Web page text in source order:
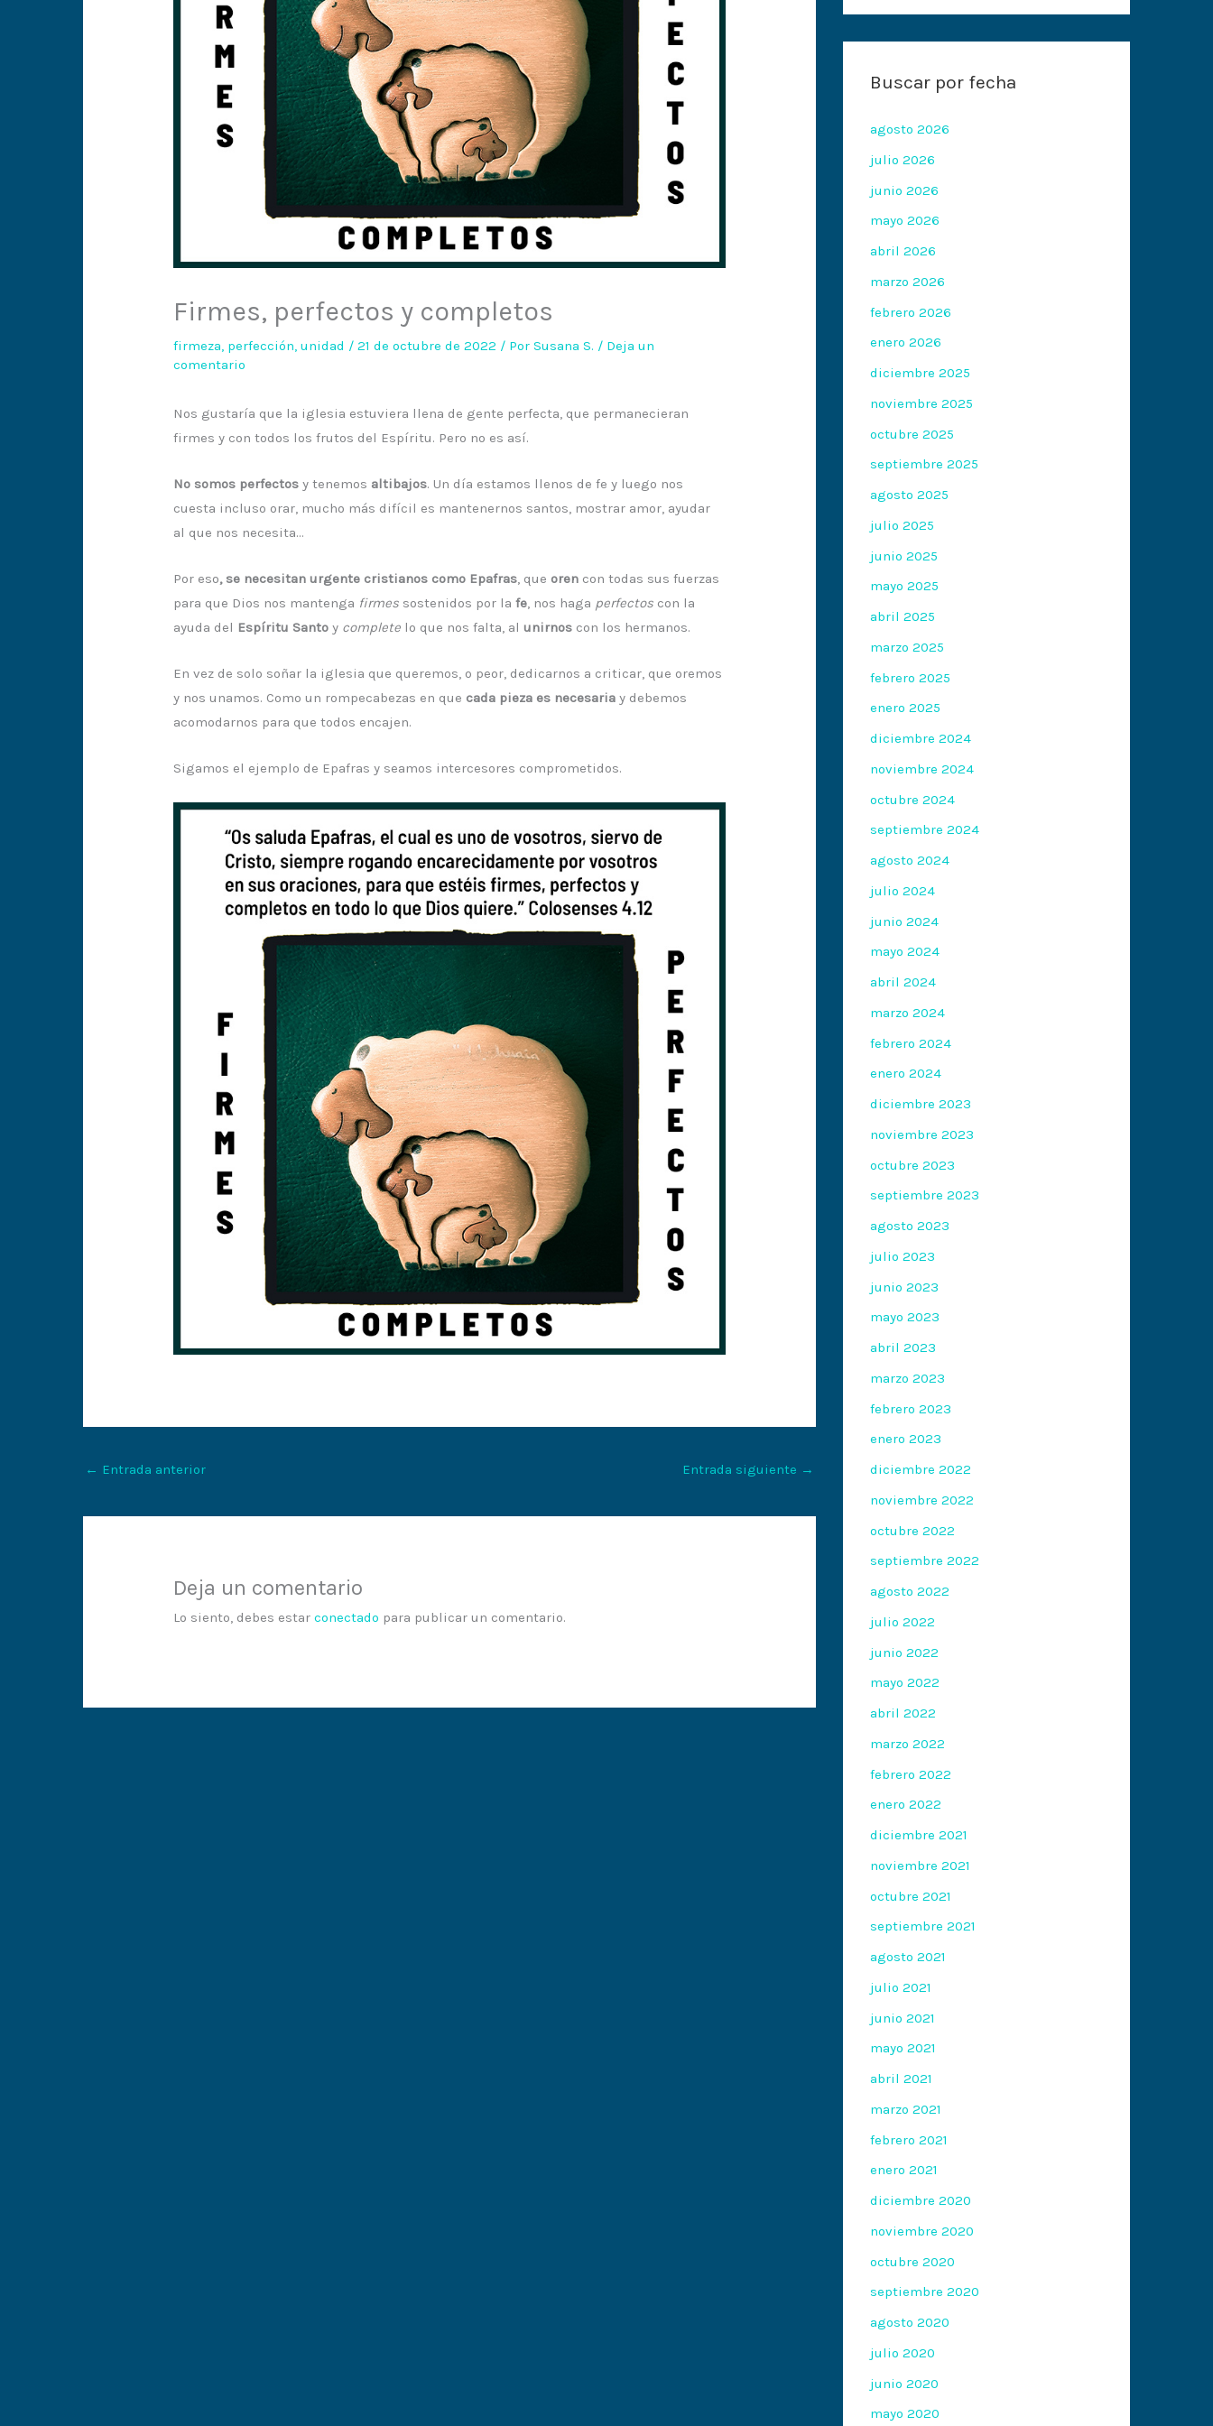
Firmes, perfectos y completos
firmeza, perfección,unidad /21 de octubre de 2022 / PorSusana S. / Deja un
comentario
Nos gustaría que la iglesia estuviera llena de gente perfecta, que permanecieran
firmes y con todos los frutos del Espíritu. Pero no es así.
No somos perfectos y tenemos altibajos. Un día estamos llenos de fe y luego nos
cuesta incluso orar, mucho más difícil es mantenernos santos, mostrar amor, ayudar
al que nos necesita…
Por eso, se necesitan urgente cristianos como Epafras, que oren con todas sus fuerzas
para que Dios nos mantenga firmes sostenidos por lafe, nos haga perfectos con la
ayuda del Espíritu Santo y complete lo que nos falta, alunirnos con los hermanos.
En vez de solo soñar la iglesia que queremos, o peor, dedicarnos a criticar, que oremos
y nos unamos. Como un rompecabezas en que cada pieza es necesariay debemos
acomodarnos para que todos encajen.
Sigamos el ejemplo de Epafras y seamos intercesores comprometidos.
← Entrada anterior Entrada siguiente →
Deja un comentario
Lo siento, debes estarconectado para publicar un comentario.
Buscar por fecha
agosto 2026
julio 2026
junio 2026
mayo 2026
abril 2026
marzo 2026
febrero 2026
enero 2026
diciembre 2025
noviembre 2025
octubre 2025
septiembre 2025
agosto 2025
julio 2025
junio 2025
mayo 2025
abril 2025
marzo 2025
febrero 2025
enero 2025
diciembre 2024
noviembre 2024
octubre 2024
septiembre 2024
agosto 2024
julio 2024
junio 2024
mayo 2024
abril 2024
marzo 2024
febrero 2024
enero 2024
diciembre 2023
noviembre 2023
octubre 2023
septiembre 2023
agosto 2023
julio 2023
junio 2023
mayo 2023
abril 2023
marzo 2023
febrero 2023
enero 2023
diciembre 2022
noviembre 2022
octubre 2022
septiembre 2022
agosto 2022
julio 2022
junio 2022
mayo 2022
abril 2022
marzo 2022
febrero 2022
enero 2022
diciembre 2021
noviembre 2021
octubre 2021
septiembre 2021
agosto 2021
julio 2021
junio 2021
mayo 2021
abril 2021
marzo 2021
febrero 2021
enero 2021
diciembre 2020
noviembre 2020
octubre 2020
septiembre 2020
agosto 2020
julio 2020
junio 2020
mayo 2020